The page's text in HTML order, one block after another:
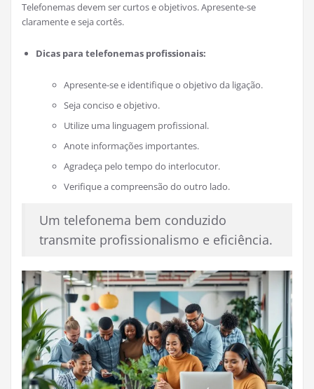
Telefonemas devem ser curtos e objetivos. Apresente-se
claramente e seja cortês.
Dicas para telefonemas profissionais:
Apresente-se e identifique o objetivo da ligação.
Seja conciso e objetivo.
Utilize uma linguagem profissional.
Anote informações importantes.
Agradeça pelo tempo do interlocutor.
Verifique a compreensão do outro lado.
Um telefonema bem conduzido
transmite profissionalismo e eficiência.